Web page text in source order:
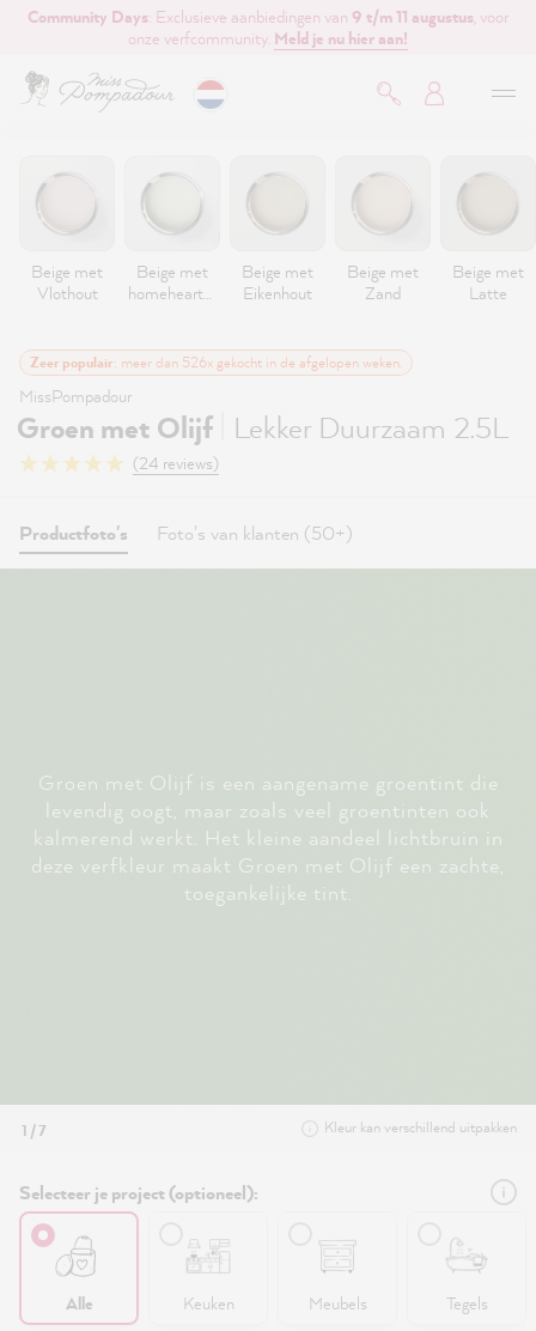
hoofdinhoud
Community Days: Exclusieve aanbiedingen van 9 t/m 11 augustus , voor
onze verfcommunity. Meld je nu hier aan!
Beige met
Vlothout
Beige met
homeheartm
Beige met
Eikenhout
Beige met
Zand
Beige met
Latte
Zeer populair: meer dan 526x gekocht in de afgelopen weken.
MissPompadour
Groen met Olijf Lekker Duurzaam 2.5L
(24 reviews)
Productfoto's Foto's van klanten (50+)
Groen met Olijf is een aangename groentint die
levendig oogt, maar zoals veel groentinten ook
kalmerend werkt. Het kleine aandeel lichtbruin in
deze verfkleur maakt Groen met Olijf een zachte,
toegankelijke tint.
1 / 7 Kleur kan verschillend uitpakken
Selecteer je project (optioneel):
Alle Keuken Meubels Tegels